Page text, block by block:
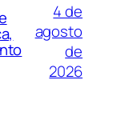
4 de
agosto
de
2026